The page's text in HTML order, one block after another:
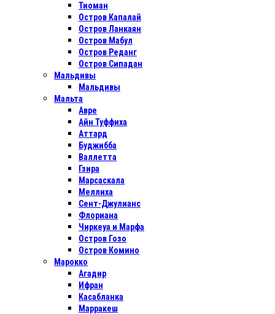
Тиоман
Остров Капалай
Остров Ланкаян
Остров Мабул
Остров Реданг
Остров Сипадан
Мальдивы
Мальдивы
Мальта
Авре
Айн Туффиха
Аттард
Буджибба
Валлетта
Гзира
Марсаскала
Меллиха
Сент-Джулианс
Флориана
Чиркеуа и Марфа
Остров Гозо
Остров Комино
Марокко
Агадир
Ифран
Касабланка
Марракеш